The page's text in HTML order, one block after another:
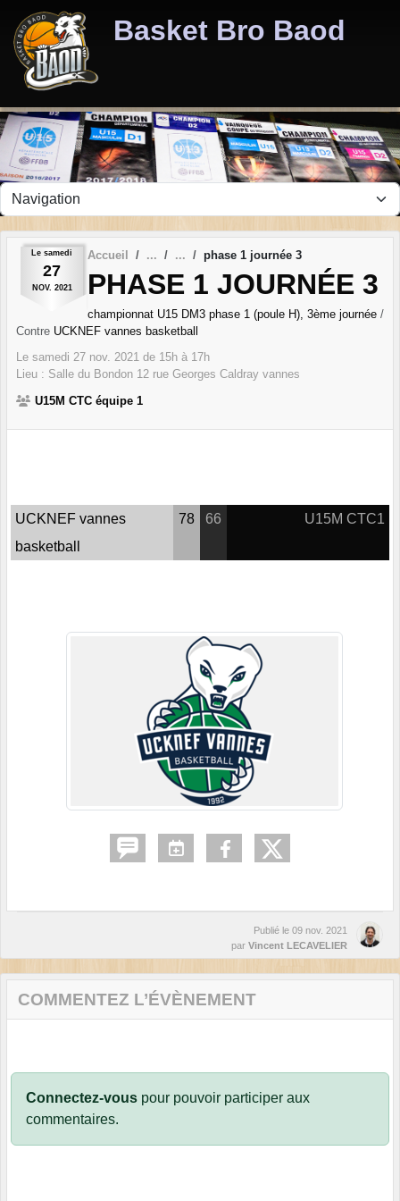
Basket Bro Baod
Le samedi
27
NOV. 2021
Accueil phase 1 journée 3
PHASE 1 JOURNÉE 3
championnat U15 DM3 phase 1 (poule H), 3ème journée /
Contre UCKNEF vannes basketball
Le samedi 27 nov. 2021 de 15h à 17h
Lieu : Salle du Bondon 12 rue Georges Caldray vannes
U15M CTC équipe 1
UCKNEF vannes
basketball
78 66 U15M CTC1
Publié le 09 nov. 2021
par Vincent LECAVELIER
COMMENTEZ L’ÉVÈNEMENT
Connectez-vous pour pouvoir participer aux
commentaires.
Panneau de gestion des cookies